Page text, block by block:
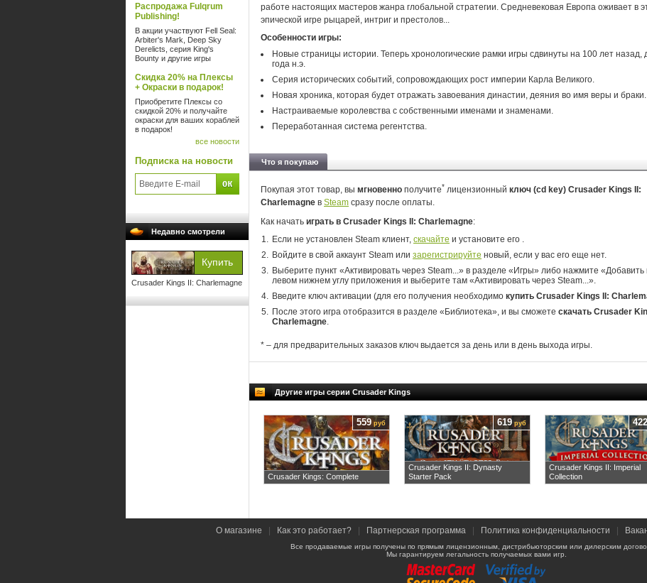
Распродажа Fulqrum
Publishing!
В акции участвуют Fell Seal:
Arbiter's Mark, Deep Sky
Derelicts, серия King's
Bounty и другие игры
Скидка 20% на Плексы
+ Окраски в подарок!
Приобретите Плексы со
скидкой 20% и получайте
окраски для ваших кораблей
в подарок!
все новости
Подписка на новости
Недавно смотрели
Crusader Kings II: Charlemagne
работе настоящих мастеров жанра глобальной стратегии. Средневековая Европа оживает в
эпической игре рыцарей, интриг и престолов...
Особенности игры:
Новые страницы истории. Теперь хронологические рамки игры сдвинуты на 100 лет назад,
года н.э.
Серия исторических событий, сопровождающих рост империи Карла Великого.
Новая хроника, которая будет отражать завоевания династии, деяния во имя веры и браки.
Настраиваемые королевства с собственными именами и знаменами.
Переработанная система регентства.
Что я покупаю
Покупая этот товар, вы мгновенно получите* лицензионный ключ (cd key) Crusader Kings II:
Charlemagne в Steam сразу после оплаты.
Как начать играть в Crusader Kings II: Charlemagne:
Если не установлен Steam клиент, скачайте и установите его .
Войдите в свой аккаунт Steam или зарегистрируйте новый, если у вас его еще нет.
Выберите пункт «Активировать через Steam...» в разделе «Игры» либо нажмите «Добавить
левом нижнем углу приложения и выберите там «Активировать через Steam...».
Введите ключ активации (для его получения необходимо купить Crusader Kings II:
После этого игра отобразится в разделе «Библиотека», и вы сможете скачать Crusader
Charlemagne.
* – для предварительных заказов ключ выдается за день или в день выхода игры.
Другие игры серии Crusader Kings
Crusader Kings: Complete
559 руб
Crusader Kings II: Dynasty
Starter Pack
619 руб
Crusader Kings II: Imperial
Collection
О магазине Как это работает? Партнерская программа Политика конфиденциальности
Все продаваемые игры получены по прямым лицензионным, дистрибьюторским или дилерским
Мы гарантируем легальность получаемых вами игр.